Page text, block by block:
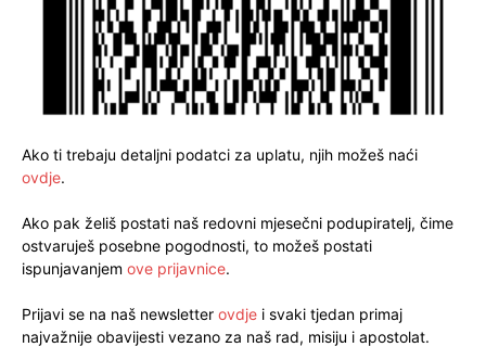
Ako ti trebaju detaljni podatci za uplatu, njih možeš naći
ovdje.
Ako pak želiš postati naš redovni mjesečni podupiratelj, čime
ostvaruješ posebne pogodnosti, to možeš postati
ispunjavanjem ove prijavnice.
Prijavi se na naš newsletter ovdje i svaki tjedan primaj
najvažnije obavijesti vezano za naš rad, misiju i apostolat.